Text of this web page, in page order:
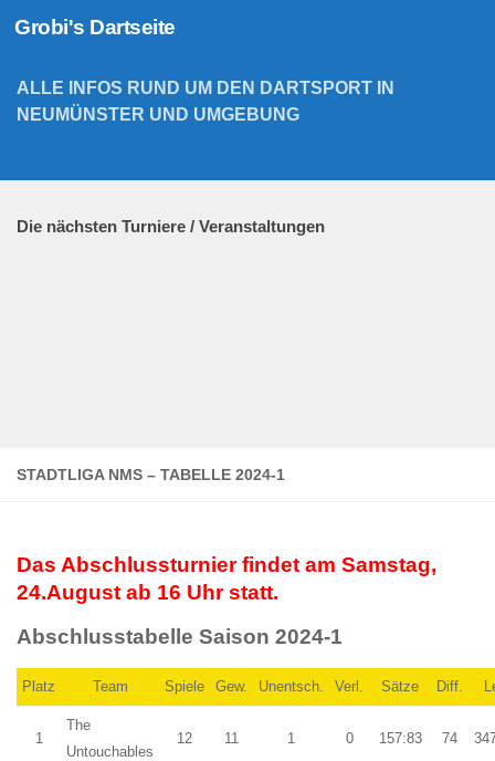
Zum Inhalt springen
Grobi's Dartseite
STADTLIGA NMS – TABELLE 2024-1
Das Abschlussturnier findet am Samstag,
24.August ab 16 Uhr statt.
Abschlusstabelle Saison 2024-1
Platz Team Spiele Gew. Unentsch. Verl. Sätze Diff.
1
The
Untouchables
12 11 1 0 157:83 74
ALLE INFOS RUND UM DEN DARTSPORT IN
NEUMÜNSTER UND UMGEBUNG
Die nächsten Turniere / Veranstaltungen